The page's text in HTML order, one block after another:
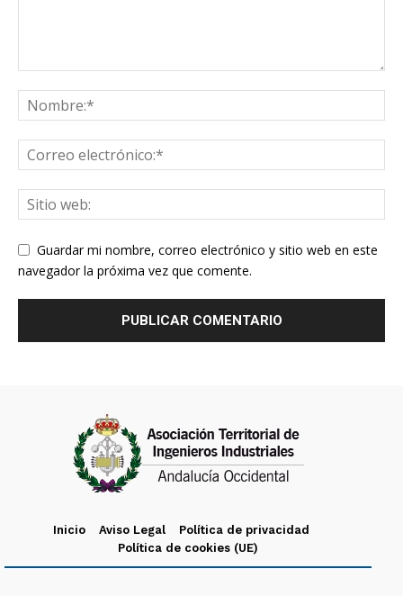
Guardar mi nombre, correo electrónico y sitio web en este
navegador la próxima vez que comente.
Inicio Aviso Legal
Política de privacidad
Política de cookies (UE)